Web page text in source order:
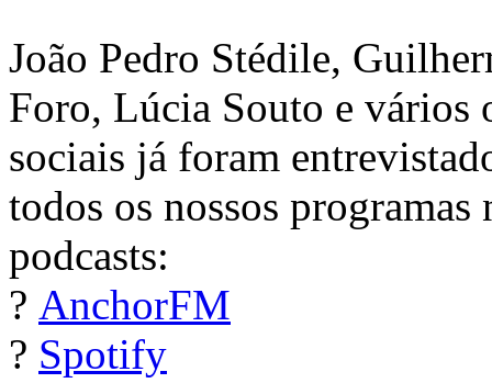
João Pedro Stédile,
Foro, Lúcia Souto e vários
sociais já foram
todos os nossos
podcasts:
? AnchorFM
? Spotify